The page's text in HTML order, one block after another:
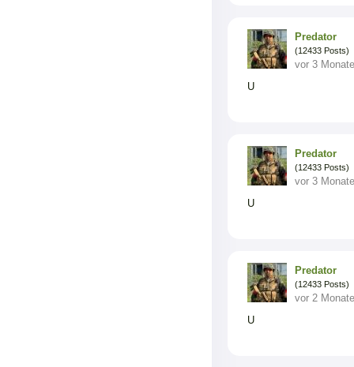
Predator
(12433 Posts)
vor 3
U
Predator
(12433 Posts)
vor 3
U
Predator
(12433 Posts)
vor 2
U